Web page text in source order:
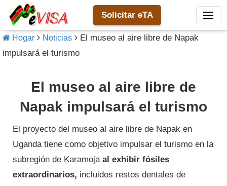
Solicitar eTA
Hogar Noticias
El museo al aire libre de Napak
impulsará el turismo
El museo al aire libre de
Napak impulsará el turismo
El proyecto del museo al aire libre de Napak en
Uganda tiene como objetivo impulsar el turismo en la
subregión de Karamoja al exhibir fósiles
extraordinarios, incluidos restos dentales de